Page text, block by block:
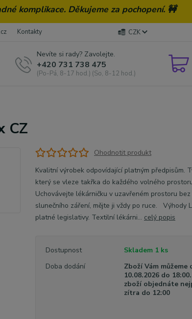
komplikace. Děkujeme za pochopení. 🚧
Kontakty CZK
Nevíte si rady? Zavolejte.
+420 731 738 475
(Po-Pá, 8-17 hod.) (So, 8-12 hod.)
CZ
Ohodnotit produkt
Kvalitní výrobek odpovídající platným předpisům.
který se vleze takřka do každého volného
Uchovávejte lékárničku v uzavřeném prostoru
slunečního záření, mějte ji vždy po ruce. Výhody
platné legislativy. Textilní lékárni... celý popis
Dostupnost
Skladem 1 ks
Doba dodání
Zboží Vám
10.08.2026 do
zboží objednáte
zítra do 12:00